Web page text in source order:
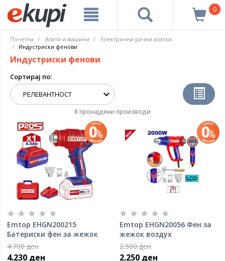
0
Почетна Алати и машини
Електрични рачни алатки
Индустриски фенови
Индустриски фенови
Сортирај по:
8 пронајдени производи
Emtop EHGN200215
Батериски фен за жежок
воздух
4.700 ден
4.230 ден
Emtop EHGN20056 Фен за
жежок воздух
2.500 ден
2.250 ден